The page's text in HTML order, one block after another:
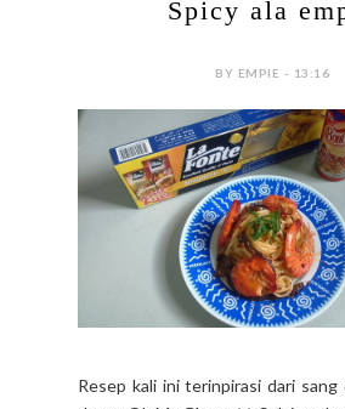
Spicy ala
BY EMPIE - 13:16
Resep kali ini terinpirasi dari